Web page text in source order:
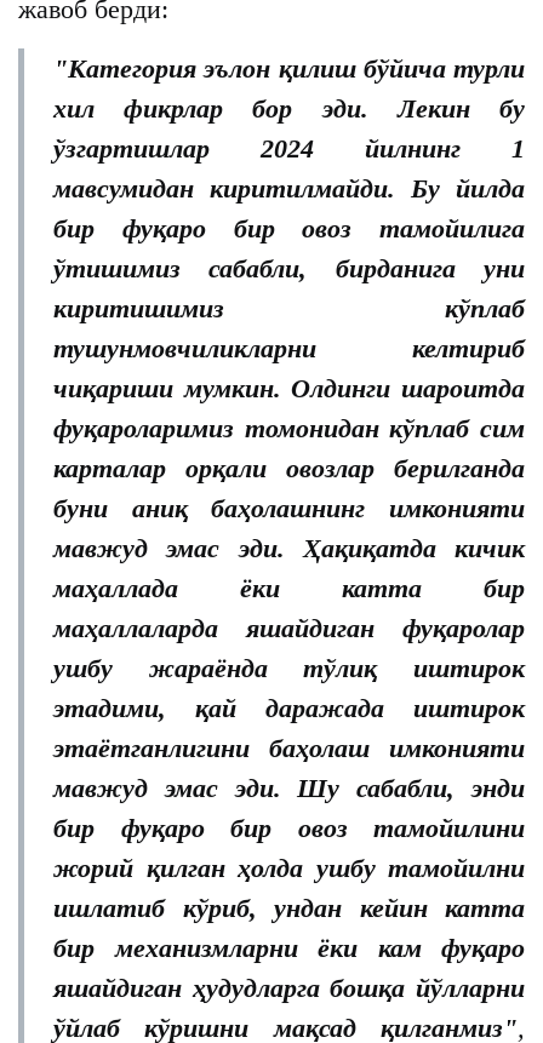
жавоб берди:
"Категория эълон қилиш бўйича турли
хил фикрлар бор эди. Лекин бу
ўзгартишлар 2024 йилнинг 1
мавсумидан киритилмайди. Бу йилда
бир фуқаро бир овоз тамойилига
ўтишимиз сабабли, бирданига уни
киритишимиз кўплаб
тушунмовчиликларни келтириб
чиқариши мумкин. Олдинги шароитда
фуқароларимиз томонидан кўплаб сим
карталар орқали овозлар берилганда
буни аниқ баҳолашнинг имконияти
мавжуд эмас эди. Ҳақиқатда кичик
маҳаллада ёки катта бир
маҳаллаларда яшайдиган фуқаролар
ушбу жараёнда тўлиқ иштирок
этадими, қай даражада иштирок
этаётганлигини баҳолаш имконияти
мавжуд эмас эди. Шу сабабли, энди
бир фуқаро бир овоз тамойилини
жорий қилган ҳолда ушбу тамойилни
ишлатиб кўриб, ундан кейин катта
бир механизмларни ёки кам фуқаро
яшайдиган ҳудудларга бошқа йўлларни
ўйлаб кўришни мақсад қилганмиз",